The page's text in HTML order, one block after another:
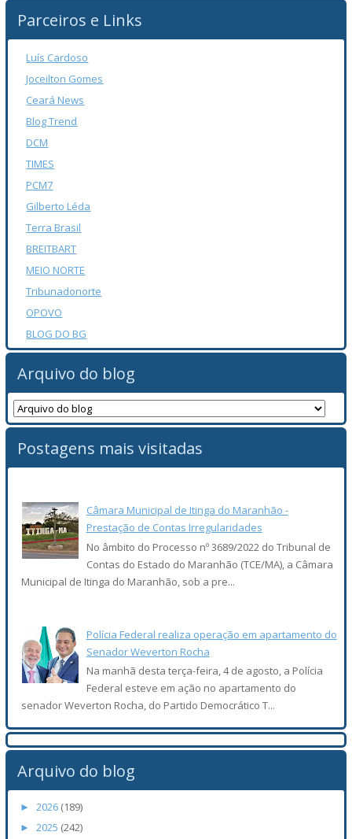
Parceiros e Links
Luís Cardoso
Joceilton Gomes
Ceará News
Blog Trend
DCM
TIMES
PCM7
Gilberto Léda
Terra Brasil
BREITBART
MEIO NORTE
Tribunadonorte
OPOVO
BLOG DO BG
Arquivo do blog
Postagens mais visitadas
Câmara Municipal de Itinga do Maranhão -
Prestação de Contas Irregularidades
No âmbito do Processo nº 3689/2022 do Tribunal de
Contas do Estado do Maranhão (TCE/MA), a Câmara
Municipal de Itinga do Maranhão, sob a pre...
Polícia Federal realiza operação em apartamento do
Senador Weverton Rocha
Na manhã desta terça-feira, 4 de agosto, a Polícia
Federal esteve em ação no apartamento do
senador Weverton Rocha, do Partido Democrático T...
Arquivo do blog
►2026 (189)
►2025 (242)